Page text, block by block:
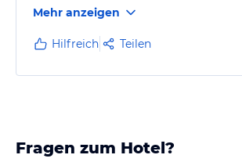
Dezember, wenn die Bäume kahl sind,
durch die Äste einen Meerblick erahnen.
Die Appartements, wie auf der
sind in die Jahre gekommen. Damals
Mehr anzeigen
Hilfreich Teilen
Fragen zum Hotel?